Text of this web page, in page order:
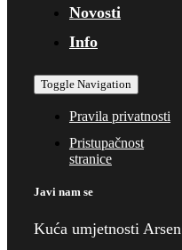
Novosti
Info
Toggle Navigation
Pravila privatnosti
Pristupačnost
stranice
Javi nam se
Kuća umjetnosti Arsen